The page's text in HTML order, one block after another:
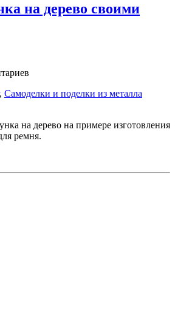
на дерево своими
, Самоделки и поделки из металла
на дерево на примере изготовления
ремня.